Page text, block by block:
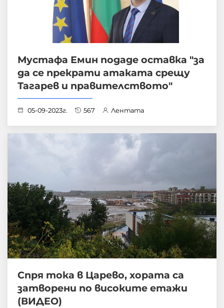
Мустафа Емин подаде оставка "за
да се прекрати атаката срещу
Тагарев и правителството"
05-09-2023г. 567 Лентата
Спря тока в Царево, хората са
затворени по високите етажи
(ВИДЕО)